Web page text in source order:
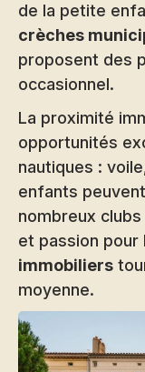
de la petite
crèches
proposent des
occasionnel.
La proximité
opportunités
nautiques :
enfants
nombreux
et passion pour
immobiliers
moyenne.